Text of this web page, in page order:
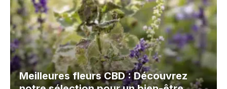
Meilleures fleurs CBD : Découvrez